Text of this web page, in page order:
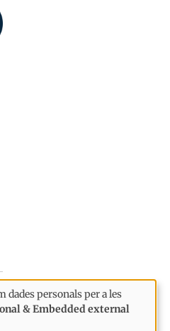
personals per a les
& Embedded external